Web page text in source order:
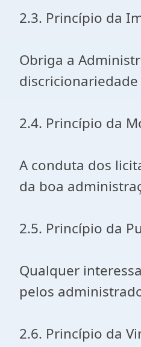
2.3. Princípio da
Obriga a
2.4. Princípio da
A conduta dos
da boa
2.5. Princípio da
Qualquer
pelos
2.6. Princípio da